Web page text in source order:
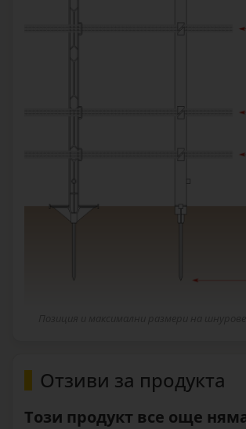
Отзиви за продукта
Този продукт все още